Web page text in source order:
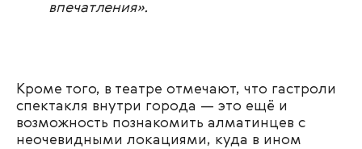
впечатления».
Кроме того, в театре отмечают, что гастроли
спектакля внутри города — это ещё и
возможность познакомить алматинцев с
неочевидными локациями, куда в ином